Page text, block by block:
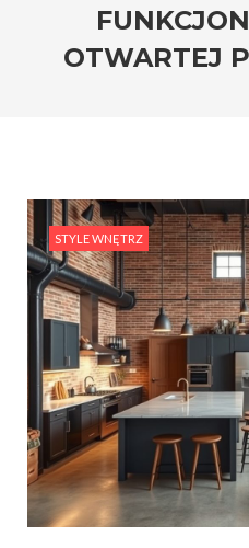
OTWARTEJ
STYLE WNĘTRZ